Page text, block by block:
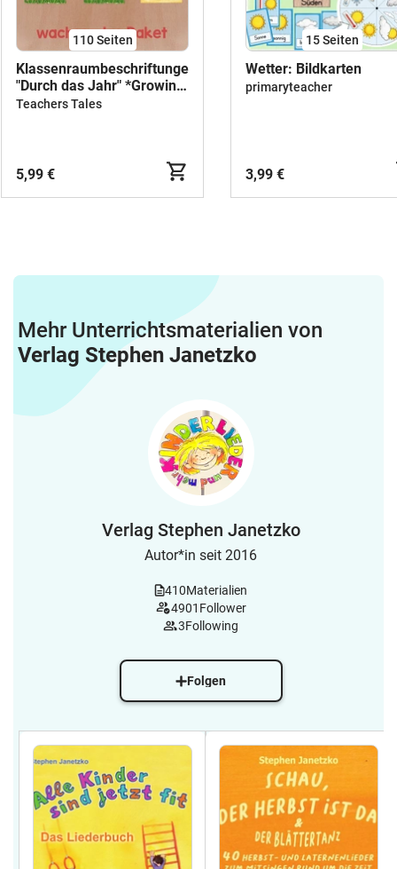
110Seiten
Klassenraumbeschriftungen
"Durch das Jahr" *Growing
Bundle*
Teachers Tales
5,99 €
15Seiten
Wetter: Bildkarten
primaryteacher
3,99 €
Mehr Unterrichtsmaterialien von
Verlag Stephen Janetzko
Verlag Stephen Janetzko
Autor*in seit 2016
410Materialien
4901 Follower
3Following
Folgen